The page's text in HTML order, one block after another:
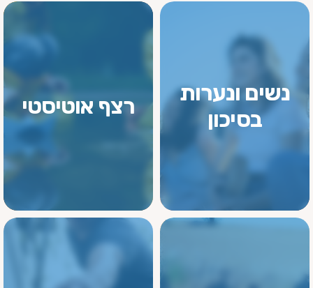
נשים ונערות
בסיכון
רצף אוטיסטי